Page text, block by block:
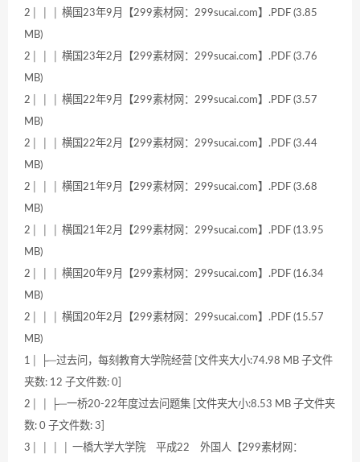
2│ │ │ 横国23年9月【299素材网：299sucai.com】.PDF (3.85
MB)
2│ │ │ 横国23年2月【299素材网：299sucai.com】.PDF (3.76
MB)
2│ │ │ 横国22年9月【299素材网：299sucai.com】.PDF (3.57
MB)
2│ │ │ 横国22年2月【299素材网：299sucai.com】.PDF (3.44
MB)
2│ │ │ 横国21年9月【299素材网：299sucai.com】.PDF (3.68
MB)
2│ │ │ 横国21年2月【299素材网：299sucai.com】.PDF (13.95
MB)
2│ │ │ 横国20年9月【299素材网：299sucai.com】.PDF (16.34
MB)
2│ │ │ 横国20年2月【299素材网：299sucai.com】.PDF (15.57
MB)
1│ ├─过去问，每刻教育大学院经营 [文件夹大小:74.98 MB 子文件
夹数: 12 子文件数: 0]
2│ │ ├─一桥20-22年度过去问题集 [文件夹大小:8.53 MB 子文件夹
数: 0 子文件数: 3]
3│ │ │ │ 一橋大学大学院 平成22 外国人【299素材网：